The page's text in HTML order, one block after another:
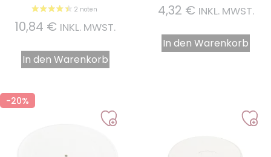
10,84 € INKL. MWST.
In den Warenkorb
4,32 € INKL. MWST.
In den Warenkorb
-20%